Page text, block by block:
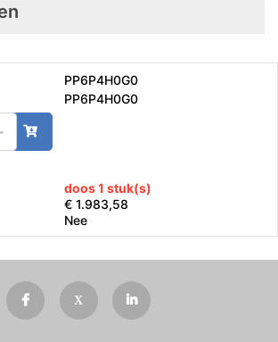
PP6P4H0G0
PP6P4H0G0
doos 1 stuk(s)
€ 1.983,58
Nee